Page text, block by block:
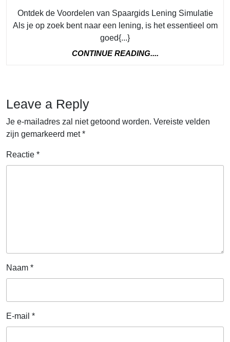
Ontdek de Voordelen van Spaargids Lening Simulatie
Als je op zoek bent naar een lening, is het essentieel om
goed{...}
CONTINUE READING....
Leave a Reply
Je e-mailadres zal niet getoond worden. Vereiste velden
zijn gemarkeerd met*
Reactie *
Naam *
E-mail *